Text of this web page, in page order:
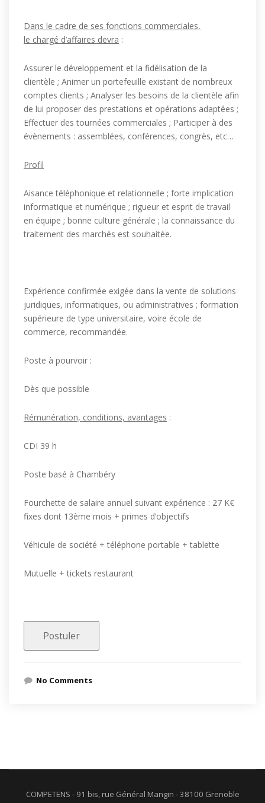
Dans le cadre de ses fonctions commerciales,
le chargé d’affaires devra :
Assurer le développement et la fidélisation de la
clientèle ; Animer un portefeuille existant de nombreux
comptes clients ; Analyser les besoins de la clientèle afin
de lui proposer des prestations et opérations adaptées ;
Effectuer des tournées commerciales ; Participer à des
évènements : assemblées, conférences, congrès, etc…
Profil
Aisance téléphonique et relationnelle ; forte implication
informatique et numérique ; rigueur et esprit de travail
en équipe ; bonne culture générale ; la connaissance du
traitement des marchés est souhaitée.
Expérience confirmée exigée dans la vente de solutions
juridiques, informatiques, ou administratives ; formation
supérieure de type universitaire, voire école de
commerce, recommandée.
Poste à pourvoir :
Dès que possible
Rémunération, conditions, avantages :
CDI 39 h
Poste basé à Chambéry
Fourchette de salaire annuel suivant expérience : 27 K€
fixes dont 13ème mois + primes d’objectifs
Véhicule de société + téléphone portable + tablette
Mutuelle + tickets restaurant
No Comments
COMPETENS - 91 bis, rue Général Mangin - 38100 Grenoble